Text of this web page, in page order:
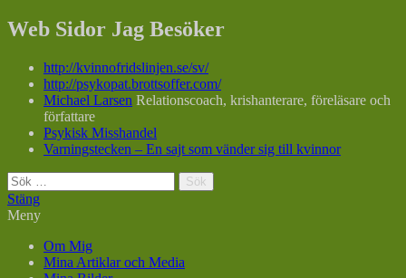
Web Sidor Jag Besöker
http://kvinnofridslinjen.se/sv/
http://psykopat.brottsoffer.com/
Michael Larsen Relationscoach, krishanterare, föreläsare och
författare
Psykisk Misshandel
Varningstecken – En sajt som vänder sig till kvinnor
Sök
efter:
Stäng
Meny
Om Mig
Mina Artiklar och Media